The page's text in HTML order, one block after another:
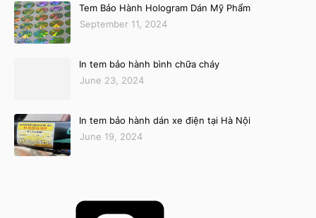
Tem Bảo Hành Hologram Dán Mỹ Phẩm
September 11, 2024
In tem bảo hành bình chữa cháy
June 23, 2024
In tem bảo hành dán xe điện tại Hà Nội
June 19, 2024